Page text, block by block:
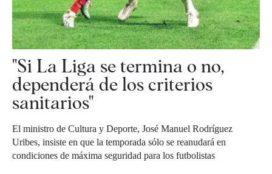
"Si La Liga se termina o no,
dependerá de los criterios
sanitarios"
El ministro de Cultura y Deporte, José Manuel Rodríguez
Uribes, insiste en que la temporada sólo se reanudará en
condiciones de máxima seguridad para los futbolistas